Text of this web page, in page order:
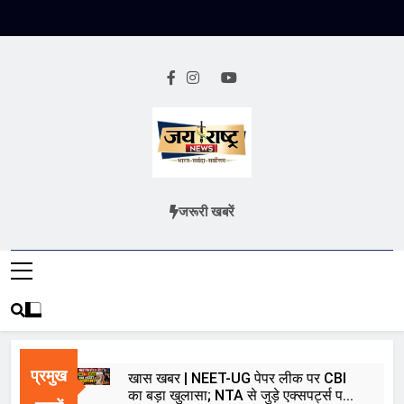
Jai Rashtra
हिंदी समाचार
जरूरी खबरें
प्रमुख
खास खबर | NEET-UG पेपर लीक पर CBI
का बड़ा खुलासा; NTA से जुड़े एक्सपर्ट्स पर